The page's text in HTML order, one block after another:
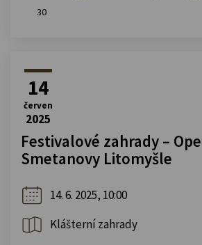
30
14
červen
2025
Festivalové zahrady –
Smetanovy Litomyšle
14. 6. 2025, 10:00
Klášterní zahrady